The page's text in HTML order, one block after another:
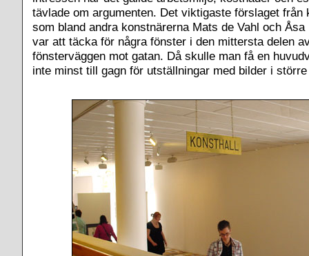
tävlade om argumenten. Det viktigaste förslaget från
som bland andra konstnärerna Mats de Vahl och
var att täcka för några fönster i den mittersta delen
fönsterväggen mot gatan. Då skulle man få en
inte minst till gagn för utställningar med bilder i